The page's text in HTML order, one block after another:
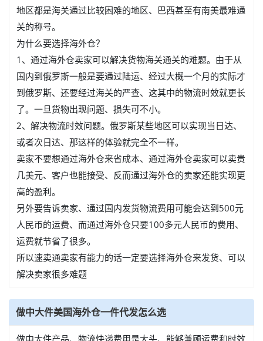
地区都是海关通过比较困难的地区、巴西甚至有南美最难通
关的称号。
为什么要选择海外仓？
1、通过海外仓卖家可以解决货物海关通关的难题。由于从
国内到俄罗斯一般是要通过陆运、经过大概一个月的实际才
到俄罗斯、还要经过海关的严查、这其中的物流时效就更长
了。一旦货物出现问题、损失可不小。
2、解决物流时效问题。俄罗斯某些地区可以实现当日达、
或者次日达、那这样的体验就完全不一样。
卖家不要想通过海外仓来省成本、通过海外仓卖家可以卖贵
几美元、客户也能接受、反而通过海外仓的卖家还能实现更
高的盈利。
另外要告诉卖家、通过国内发货物流费用可能会达到500元
人民币的运费、而通过海外仓只要100多元人民币的费用、
运费就节省了很多。
所以速卖通卖家有能力的话一定要选择海外仓来发货、可以
解决卖家很多难题
做中大件美国海外仓一件代发怎么选
做中大件产品、物流快递费用是大头、能够兼顾运费和时效